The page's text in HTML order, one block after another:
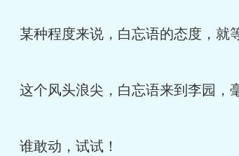
某种程度来说，白忘语的态度，就等
这个风头浪尖，白忘语来到李园，
谁敢动，试试！